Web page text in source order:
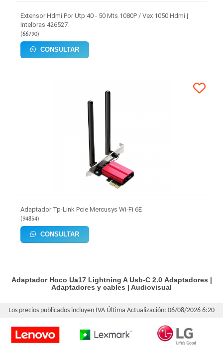
Extensor Hdmi Por Utp 40 - 50 Mts 1080P / Vex 1050 Hdmi |
Intelbras 426527
(66790)
CONSULTAR
Adaptador Tp-Link Pcie Mercusys Wi-Fi 6E
(94854)
CONSULTAR
Adaptador Hoco Ua17 Lightning A Usb-C 2.0 Adaptadores |
Adaptadores y cables | Audiovisual
Los precios publicados incluyen IVA Última Actualización: 06/08/2026 6:20